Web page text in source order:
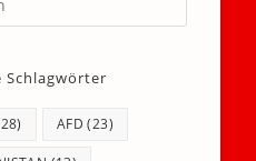
Escape
Schlagwörter
AFD (23)